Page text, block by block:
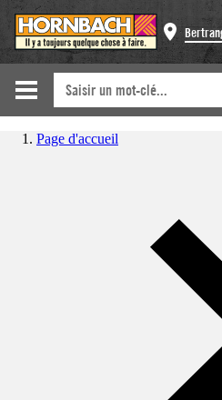
Page d'accueil